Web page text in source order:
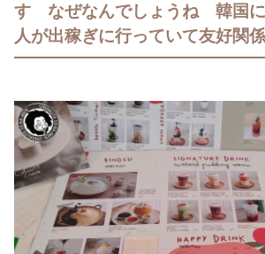
す なぜなんでしょうね 韓国に
人が出稼ぎに行っていて友好関